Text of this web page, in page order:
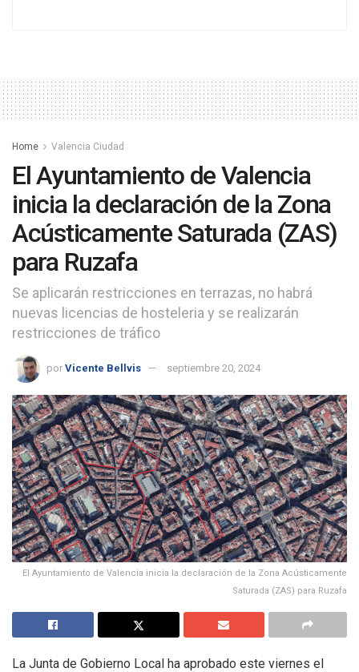
Home Valencia Ciudad
El Ayuntamiento de Valencia
inicia la declaración de la Zona
Acústicamente Saturada (ZAS)
para Ruzafa
Se aplicarán restricciones en terrazas, no habrá
nuevas licencias de hosteleria y se realizarán
restricciones de tráfico
por Vicente Bellvis septiembre 20, 2024
El Ayuntamiento de Valencia inicia la declaración de la Zona Acústicamente
Saturada (ZAS) para Ruzafa
La Junta de Gobierno Local ha aprobado este viernes el